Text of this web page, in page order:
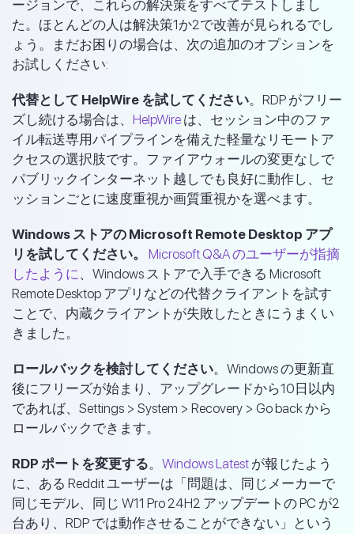
ージョンで、これらの解決策をすべてテストしまし
た。ほとんどの人は解決策1か2で改善が見られるでし
ょう。まだお困りの場合は、次の追加のオプションを
お試しください:
代替として HelpWire を試してください。RDP がフリー
ズし続ける場合は、 HelpWire は、セッション中のファ
イル転送専用パイプラインを備えた軽量なリモートア
クセスの選択肢です。ファイアウォールの変更なしで
パブリックインターネット越しでも良好に動作し、セ
ッションごとに速度重視か画質重視かを選べます。
Windows ストアの Microsoft Remote Desktop アプ
リを試してください。
Microsoft Q&A のユーザーが指摘
したように、Windows ストアで入手できる Microsoft
Remote Desktop アプリなどの代替クライアントを試す
ことで、内蔵クライアントが失敗したときにうまくい
きました。
ロールバックを検討してください。Windows の更新直
後にフリーズが始まり、アップグレードから10日以内
であれば、Settings > System > Recovery > Go back から
ロールバックできます。
RDP ポートを変更する。 Windows Latest が報じたよう
に、ある Reddit ユーザーは「問題は、同じメーカーで
同じモデル、同じ W11 Pro 24H2 アップデートの PC が2
台あり、RDP では動作させることができない」という